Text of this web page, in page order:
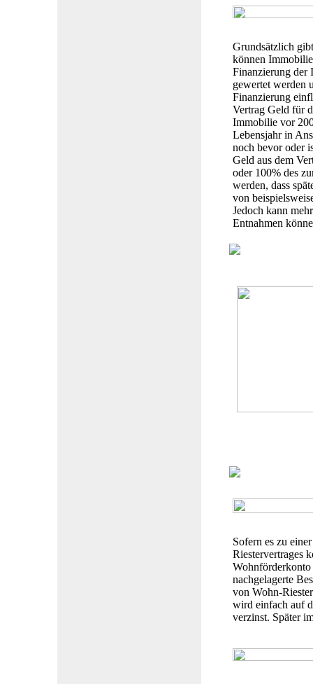
Grundsätzlich
können
Finanzierung der
gewertet werden
Finanzierung
Vertrag Geld für
Immobilie vor
Lebensjahr in
noch bevor oder
Geld aus dem
oder 100% des
werden, dass
von
Jedoch kann
Entnahmen
Sofern es zu
Riestervertrages
nachgelagerte
von Wohn-
wird einfach auf
verzinst. Später